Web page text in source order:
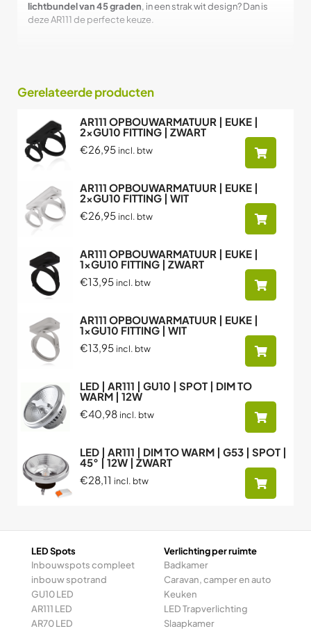
lichtbundel van 45 graden, in een strak wit design? Dan is
deze AR111 de perfecte keuze.
Gerelateerde producten
AR111 OPBOUWARMATUUR | EUKE |
2xGU10 FITTING | ZWART
€26,95 incl. btw
AR111 OPBOUWARMATUUR | EUKE |
2xGU10 FITTING | WIT
€26,95 incl. btw
AR111 OPBOUWARMATUUR | EUKE |
1xGU10 FITTING | ZWART
€13,95 incl. btw
AR111 OPBOUWARMATUUR | EUKE |
1xGU10 FITTING | WIT
€13,95 incl. btw
LED | AR111 | GU10 | SPOT | DIM TO
WARM | 12W
€40,98 incl. btw
LED | AR111 | DIM TO WARM | G53 | SPOT |
45° | 12W | ZWART
€28,11 incl. btw
LED Spots
Inbouwspots compleet
inbouw spotrand
GU10 LED
AR111 LED
AR70 LED
Verlichting per ruimte
Badkamer
Caravan, camper en auto
Keuken
LED Trapverlichting
Slaapkamer